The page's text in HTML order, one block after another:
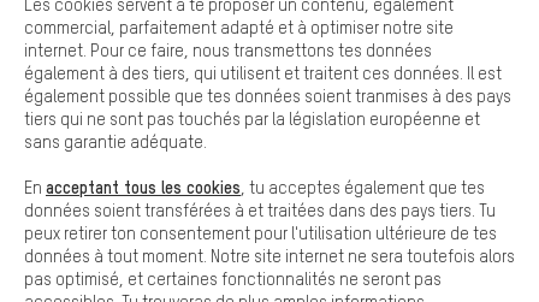
Modifier le contraste
Tous les prix s'entendent en euros (MwSt hors) plus les
frais de portpour la livraison versÉtats-Unis.
Cookies de base
Les cookies de base garantissent que tu puisses utiliser les
fonctions de notre site web.
Les cookies servent à te proposer un contenu, également
commercial, parfaitement adapté et à optimiser notre site
internet. Pour ce faire, nous transmettons tes données
également à des tiers, qui utilisent et traitent ces données. Il est
également possible que tes données soient tranmises à des pays
tiers qui ne sont pas touchés par la législation européenne et
sans garantie adéquate.
En acceptant tous les cookies , tu acceptes également que tes
données soient transférées à et traitées dans des pays tiers. Tu
peux retirer ton consentement pour l'utilisation ultérieure de tes
données à tout moment. Notre site internet ne sera toutefois alors
pas optimisé, et certaines fonctionnalités ne seront pas